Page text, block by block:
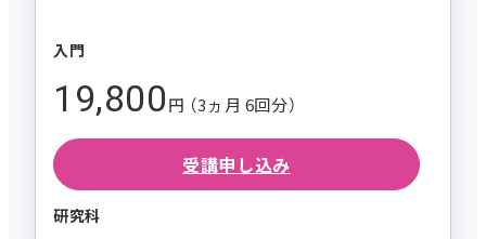
入門
19,800円 （3ヵ月 6回分）
受講申し込み
研究科